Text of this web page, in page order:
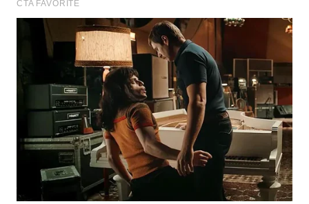
BOROBUDUR
WN
MADURA
WN
SURABAYA
WN
NATUNA